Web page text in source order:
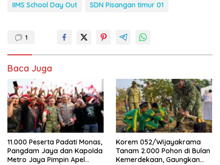
IIMS School Day Out
SDN Pisangan timur 01
1
Baca Juga
11.000 Peserta Padati Monas,
Pangdam Jaya dan Kapolda
Metro Jaya Pimpin Apel
Korem 052/Wijayakrama
Tanam 2.000 Pohon di Bulan
Kemerdekaan, Gaungkan